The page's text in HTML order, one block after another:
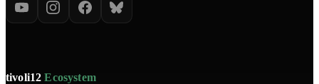
tivoli12Ecosystem